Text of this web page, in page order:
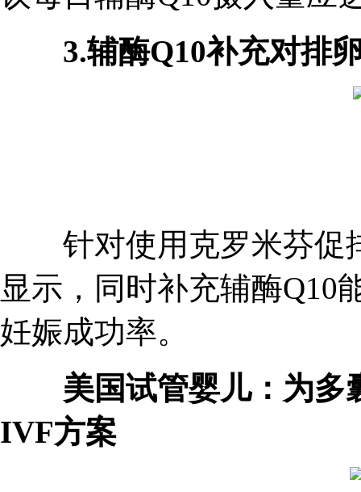
3.辅酶Q10补充对排卵
针对使用克罗米芬促
显示，同时补充辅酶Q10
妊娠成功率。
美国试管婴儿：为多
IVF方案